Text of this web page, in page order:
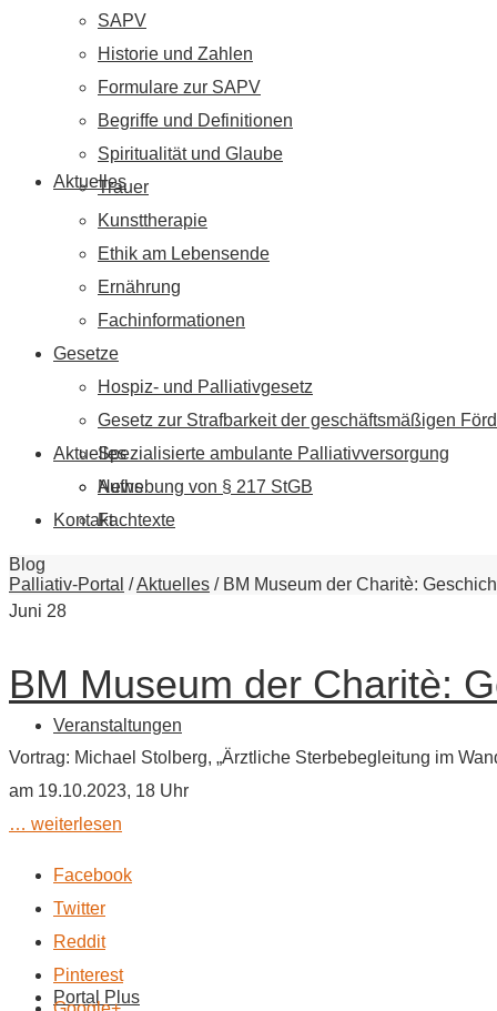
Aktuelles
Aktuelles
News
Fachtexte
Veranstaltungen
Portal Plus
SAPV
Historie und Zahlen
Formulare zur SAPV
Begriffe und Definitionen
Spiritualität und Glaube
Trauer
Kunsttherapie
Ethik am Lebensende
Ernährung
Fachinformationen
Gesetze
Hospiz- und Palliativgesetz
Gesetz zur Strafbarkeit der geschäftsmäßigen
Spezialisierte ambulante Palliativversorgung
Aufhebung von § 217 StGB
Kontakt
Blog
Palliativ-Portal /Aktuelles / BM Museum der Charitè:
Juni 28
BM Museum der Charitè:
Vortrag: Michael Stolberg, „Ärztliche Sterbebegleitung im
am 19.10.2023, 18 Uhr
… weiterlesen
Facebook
Twitter
Reddit
Pinterest